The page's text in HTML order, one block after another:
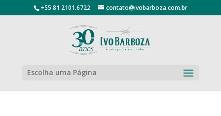
+55 81 2101.6722 contato@ivobarboza.com.br
Escolha uma Página